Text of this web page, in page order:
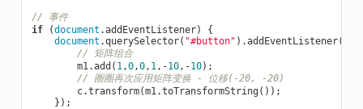
// 事件
if (document .addEventListener) {
document .querySelector( "#button" ).addEventListener(
// 矩阵组合
        m1.add(
1,0,0, 1,-10,-10);
// 圈圈再次应用矩阵变换 - 位移(-20, -20)
        c.transform(m1.toTransformString());
    });